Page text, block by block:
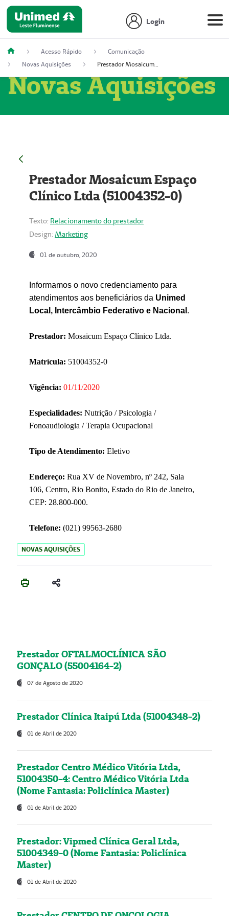
Login
Acesso Rápido
Comunicação
Novas Aquisições
Prestador Mosaicum Espaço Clínico Ltda (51004352-0)
Novas Aquisições
Prestador Mosaicum Espaço
Clínico Ltda (51004352-0)
Texto: Relacionamento do prestador
Design: Marketing
01 de outubro, 2020
Informamos o novo credenciamento para
atendimentos aos beneficiários da Unimed
Local, Intercâmbio Federativo e Nacional .
Prestador: Mosaicum Espaço Clínico Ltda.
Matrícula: 51004352-0
Vigência: 01/11/2020
Especialidades: Nutrição / Psicologia /
Fonoaudiologia / Terapia Ocupacional
Tipo de Atendimento: Eletivo
Endereço: Rua XV de Novembro, nº 242, Sala
106, Centro, Rio Bonito, Estado do Rio de Janeiro,
CEP: 28.800-000.
Telefone: (021) 99563-2680
NOVAS AQUISIÇÕES
Prestador OFTALMOCLÍNICA SÃO
GONÇALO (55004164-2)
07 de Agosto de 2020
Prestador Clínica Itaipú Ltda (51004348-2)
01 de Abril de 2020
Prestador Centro Médico Vitória Ltda,
51004350-4: Centro Médico Vitória Ltda
(Nome Fantasia: Policlínica Master)
01 de Abril de 2020
Prestador: Vipmed Clínica Geral Ltda,
51004349-0 (Nome Fantasia: Policlínica
Master)
01 de Abril de 2020